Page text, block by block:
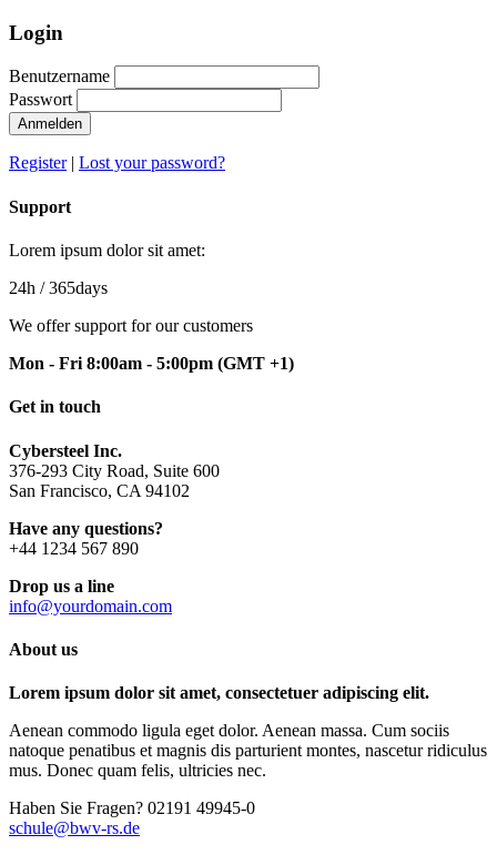
Login
Benutzername
Passwort
Anmelden
Register| Lost your password?
Support
Lorem ipsum dolor sit amet:
24h / 365days
We offer support for our customers
Mon - Fri 8:00am - 5:00pm (GMT +1)
Get in touch
Cybersteel Inc.
376-293 City Road, Suite 600
San Francisco, CA 94102
Have any questions?
+44 1234 567 890
Drop us a line
info@yourdomain.com
About us
Lorem ipsum dolor sit amet, consectetuer adipiscing elit.
Aenean commodo ligula eget dolor. Aenean massa. Cum sociis
natoque penatibus et magnis dis parturient montes, nascetur ridiculus
mus. Donec quam felis, ultricies nec.
Haben Sie Fragen? 02191 49945-0
schule@bwv-rs.de